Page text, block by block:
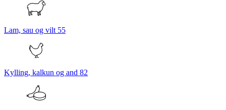
Lam, sau og vilt 55
Kylling, kalkun og and 82